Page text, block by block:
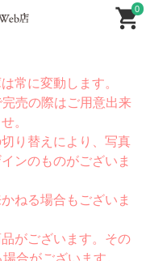
0
常に変動します。
売の際はご用意出来
。
り替えにより、写真
ンのものがございま
ねる場合もございま
がございます。その
合がございます。